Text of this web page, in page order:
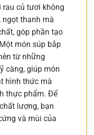
củ tươi không
thanh mà
góp phần tạo
món súp bắp
từ những
càng, giúp món
hình thức mà
thực phẩm. Để
lượng, bạn
và mùi của